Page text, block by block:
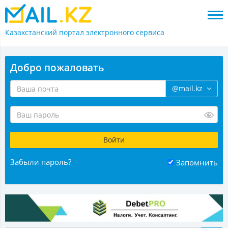
Казахстанский портал электронного сервиса
Добро пожаловать
@mail.kz
Забыли пароль? Запомнить